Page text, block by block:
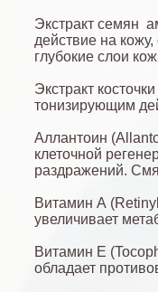
Экстракт семян
действие на
глубокие слои
Экстракт
тонизирующим
Аллантоин
клеточной
раздражений.
Витамин А
увеличивает
Витамин Е
обладает